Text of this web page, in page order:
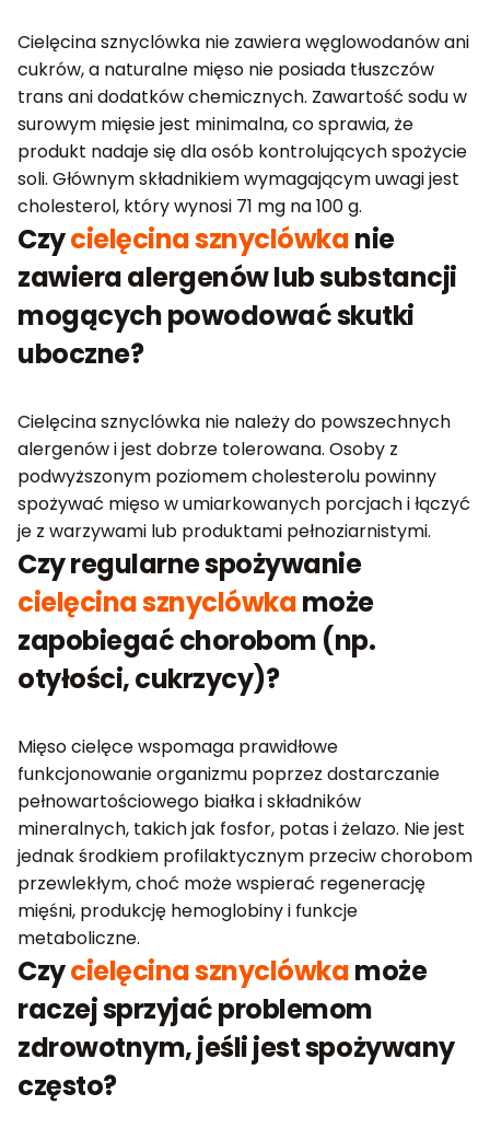
Cielęcina sznyclówka nie zawiera węglowodanów ani
cukrów, a naturalne mięso nie posiada tłuszczów
trans ani dodatków chemicznych. Zawartość sodu w
surowym mięsie jest minimalna, co sprawia, że
produkt nadaje się dla osób kontrolujących spożycie
soli. Głównym składnikiem wymagającym uwagi jest
cholesterol, który wynosi 71 mg na 100 g.
Czycielęcina sznyclówkanie
zawiera alergenów lub substancji
mogących powodować skutki
uboczne?
Cielęcina sznyclówka nie należy do powszechnych
alergenów i jest dobrze tolerowana. Osoby z
podwyższonym poziomem cholesterolu powinny
spożywać mięso w umiarkowanych porcjach i łączyć
je z warzywami lub produktami pełnoziarnistymi.
Czy regularne spożywanie
cielęcina sznyclówkamoże
zapobiegać chorobom (np.
otyłości, cukrzycy)?
Mięso cielęce wspomaga prawidłowe
funkcjonowanie organizmu poprzez dostarczanie
pełnowartościowego białka i składników
mineralnych, takich jak fosfor, potas i żelazo. Nie jest
jednak środkiem profilaktycznym przeciw chorobom
przewlekłym, choć może wspierać regenerację
mięśni, produkcję hemoglobiny i funkcje
metaboliczne.
Czycielęcina sznyclówkamoże
raczej sprzyjać problemom
zdrowotnym, jeśli jest spożywany
często?